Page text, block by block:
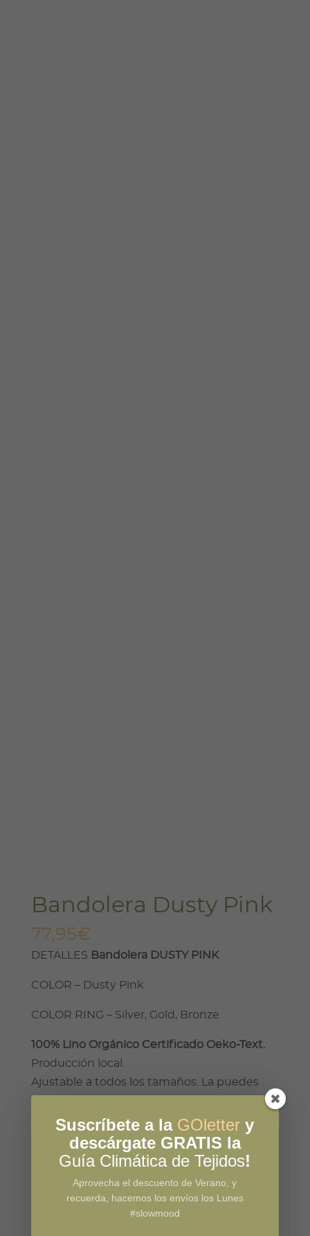
Bandolera Dusty Pink
77,95€
DETALLES Bandolera DUSTY PINK
COLOR – Dusty Pink
COLOR RING – Silver, Gold, Bronze
100% Lino Orgánico Certificado Oeko-Text.
Producción local.
Ajustable a todos los tamaños. La puedes
usar desde el nacimiento a 18 kg.
Bandolera
Dusty
ADD TO BASKET
Category: ,porteig
Suscríbete a la GOletter y
descárgate GRATIS la
Guía Climática de Tejidos!
Aprovecha el descuento de Verano, y
recuerda, hacemos los envíos los Lunes
#slowmood